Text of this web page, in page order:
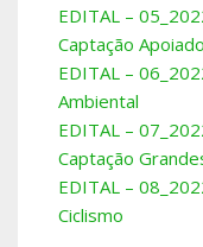
EDITAL –
Captação
EDITAL –
Ambiental
EDITAL –
Captação
EDITAL –
Ciclismo